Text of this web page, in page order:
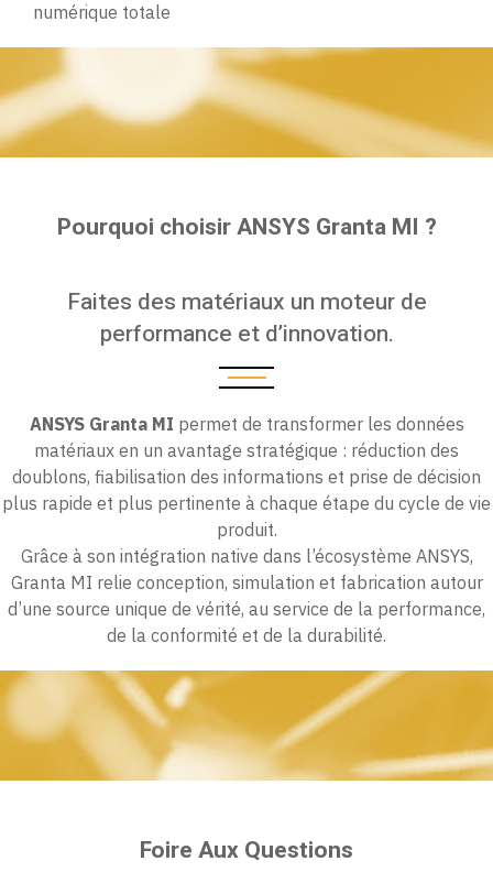
numérique totale
Pourquoi choisir ANSYS Granta MI ?
Faites des matériaux un moteur de
performance et d’innovation.
ANSYS Granta MI permet de transformer les données
matériaux en un avantage stratégique : réduction des
doublons, fiabilisation des informations et prise de décision
plus rapide et plus pertinente à chaque étape du cycle de vie
produit.
Grâce à son intégration native dans l’écosystème ANSYS,
Granta MI relie conception, simulation et fabrication autour
d’une source unique de vérité, au service de la performance,
de la conformité et de la durabilité.
Foire Aux Questions